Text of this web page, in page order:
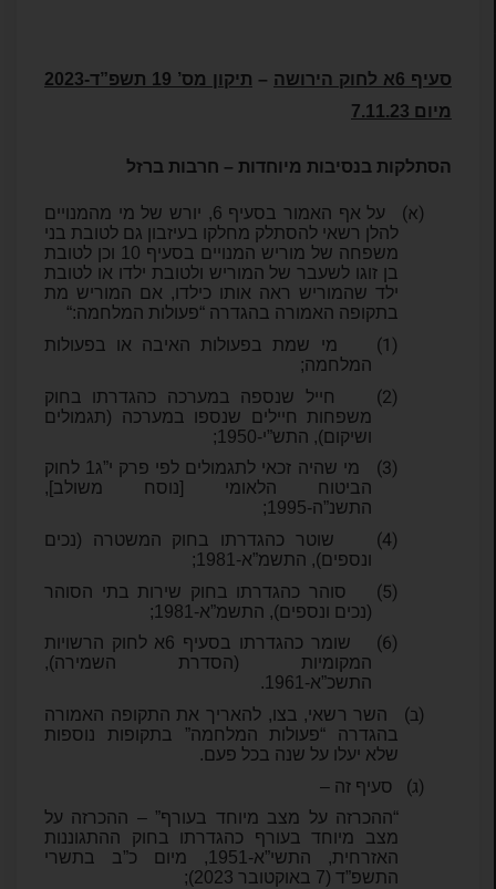
סעיף 6א לחוק הירושה –
תיקון מס’ 19 תשפ”ד-2023
מיום 7.11.23
הסתלקות בנסיבות מיוחדות – חרבות ברזל
(א)
על אף האמור בסעיף 6, יורש של מי מהמנויים
להלן רשאי להסתלק מחלקו בעיזבון גם לטובת בני
משפחה של מוריש המנויים בסעיף 10 וכן לטובת
בן זוגו לשעבר של המוריש ולטובת ילדו או לטובת
ילד שהמוריש ראה אותו כילדו, אם המוריש מת
בתקופה האמורה בהגדרה “פעולות המלחמה“:
(1)
מי שמת בפעולות האיבה או בפעולות
המלחמה;
(2)
חייל שנספה במערכה כהגדרתו בחוק
משפחות חיילים שנספו במערכה (תגמולים
ושיקום), התש”י-1950;
(3)
מי שהיה זכאי לתגמולים לפי פרק י”ג1 לחוק
הביטוח הלאומי [נוסח משולב],
התשנ”ה-1995;
(4)
שוטר כהגדרתו בחוק המשטרה (נכים
ונספים), התשמ”א-1981;
(5)
סוהר כהגדרתו בחוק שירות בתי הסוהר
(נכים ונספים), התשמ”א-1981;
(6)
שומר כהגדרתו בסעיף 6א לחוק הרשויות
המקומיות (הסדרת השמירה),
התשכ”א-1961.
(ב)
השר רשאי, בצו, להאריך את התקופה האמורה
בהגדרה “פעולות המלחמה” בתקופות נוספות
שלא יעלו על שנה בכל פעם.
(ג)
סעיף זה –
“ההכרזה על מצב מיוחד בעורף” – ההכרזה על
מצב מיוחד בעורף כהגדרתו בחוק ההתגוננות
האזרחית, התשי”א-1951, מיום כ”ב בתשרי
התשפ”ד (7 באוקטובר 2023);